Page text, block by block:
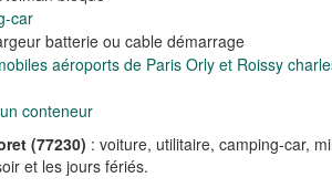
car
batterie ou cable démarrage
aéroports de Paris Orly et Roissy
conteneur
(77230) : voiture, utilitaire, camping-car,
et les jours fériés.